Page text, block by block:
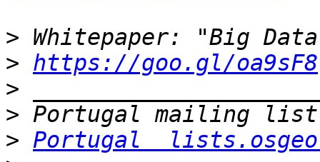
>
> https://goo.gl/oa9sF8
>
>
> Portugal